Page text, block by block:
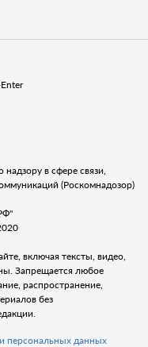
в сфере связи,
(Роскомнадозор)
включая тексты, видео,
Запрещается любое
распространение,
без
персональных данных